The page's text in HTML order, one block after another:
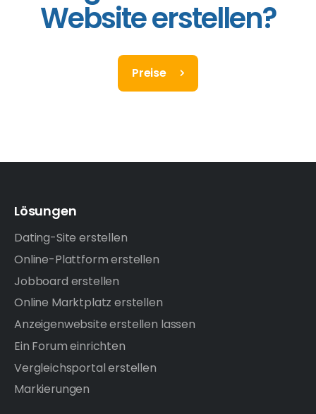
Website erstellen?
Preise
Lösungen
Dating-Site erstellen
Online-Plattform erstellen
Jobboard erstellen
Online Marktplatz erstellen
Anzeigenwebsite erstellen lassen
Ein Forum einrichten
Vergleichsportal erstellen
Markierungen